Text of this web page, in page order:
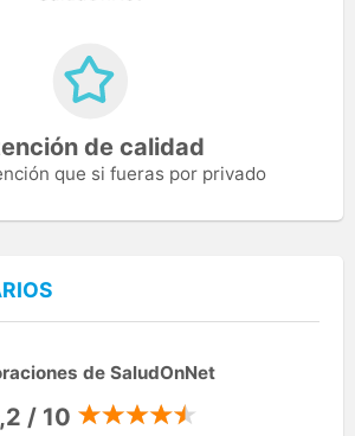
de calidad
que si fueras por privado
de SaludOnNet
/ 10